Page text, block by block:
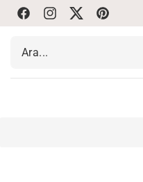
FacebookInstagram
Twitte Pinterest